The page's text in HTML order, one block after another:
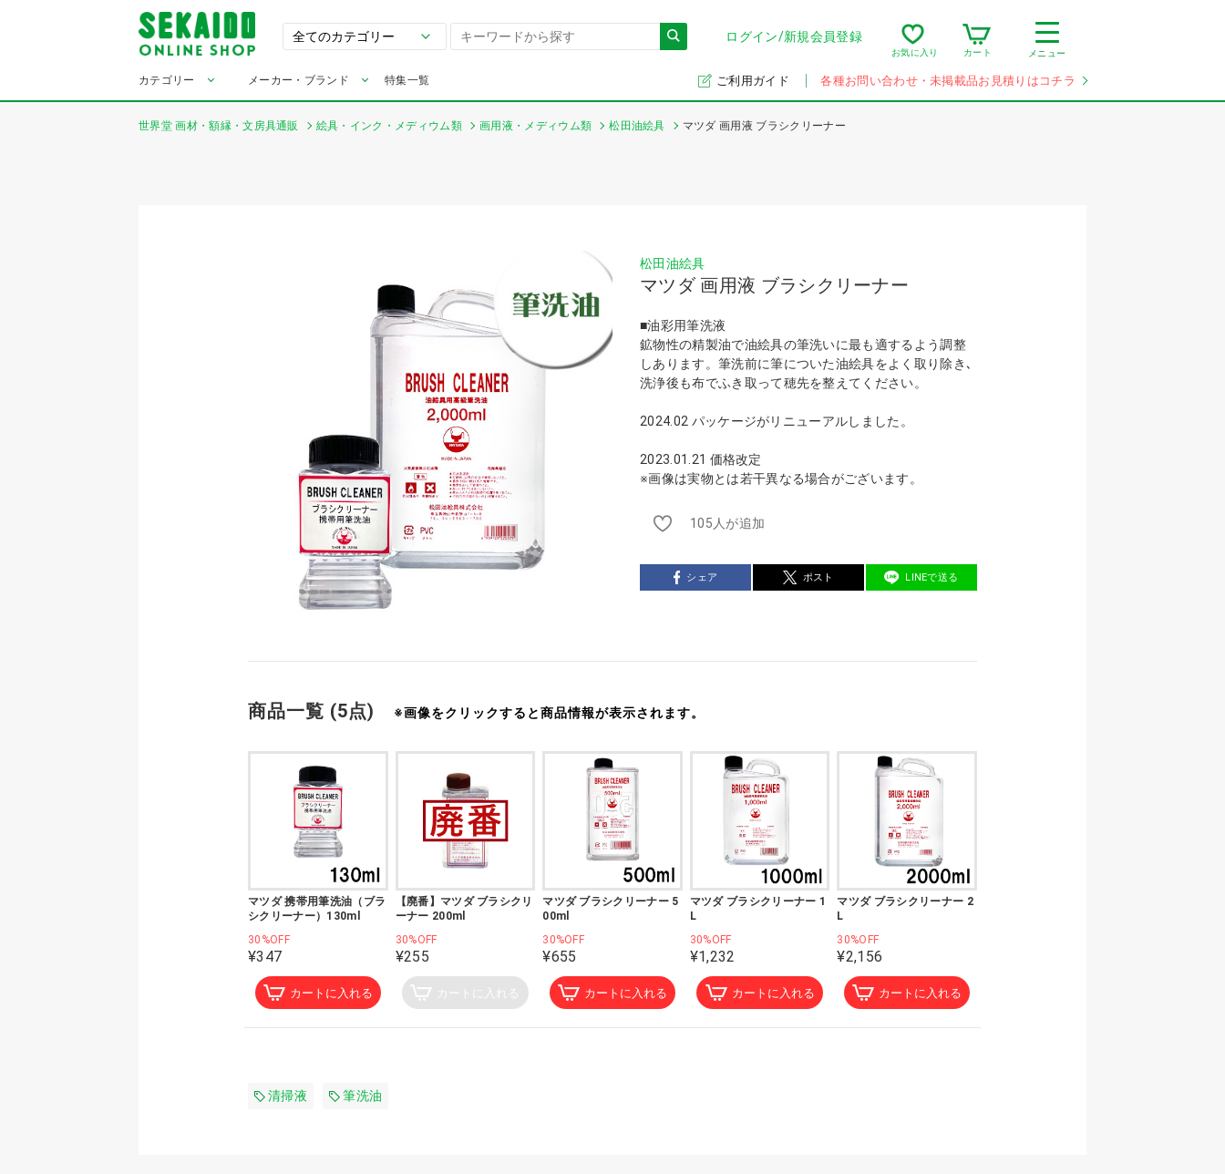
ログイン/新規会員登録
お気に入り カート メニュー
カテゴリー メーカー・ブランド 特集一覧 ご利用ガイド 各種お問い合わせ・未掲載品お見積りはコチラ
世界堂 画材・額縁・文房具通販 絵具・インク・メディウム類 画用液・メディウム類 松田油絵具 マツダ 画用液 ブラシクリーナー
松田油絵具
マツダ 画用液 ブラシクリーナー
■油彩用筆洗液
鉱物性の精製油で油絵具の筆洗いに最も適するよう調整
しあります。筆洗前に筆についた油絵具をよく取り除き､
洗浄後も布でふき取って穂先を整えてください。
2024.02 パッケージがリニューアルしました。
2023.01.21 価格改定
※画像は実物とは若干異なる場合がございます。
105人が追加
シェア ポスト LINEで送る
商品一覧 (5点) ※画像をクリックすると商品情報が表示されます。
マツダ 携帯用筆洗油（ブラ
シクリーナー）130ml
30%OFF
¥347
カートに入れる
【廃番】マツダ ブラシクリ
ーナー 200ml
30%OFF
¥255
カートに入れる
マツダ ブラシクリーナー 5
00ml
30%OFF
¥655
カートに入れる
マツダ ブラシクリーナー 1
L
30%OFF
¥1,232
カートに入れる
マツダ ブラシクリーナー 2
L
30%OFF
¥2,156
カートに入れる
清掃液 筆洗油